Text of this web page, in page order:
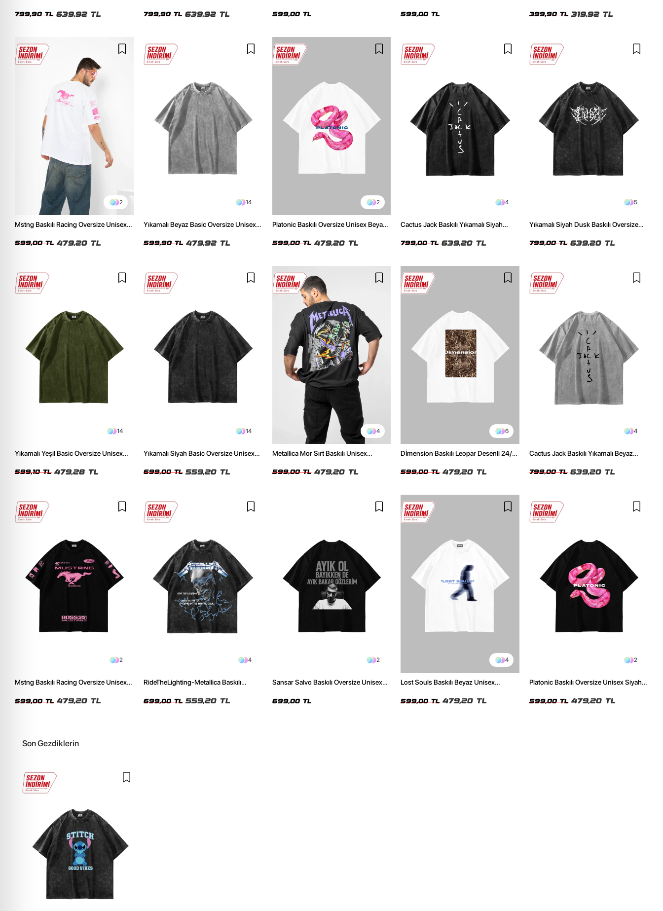
799,90 TL 639,92 TL 799,90 TL 639,92 TL 599,00 TL 599,00 TL 399,90 TL 319,92 TL
2
Mstng Baskılı Racing Oversize Unisex
599,00 TL 479,20 TL
14
Yıkamalı Beyaz Basic Oversize Unisex
599,90 TL 479,92 TL
2
Platonic Baskılı Oversize Unisex Beyaz
599,00 TL 479,20 TL
4
Cactus Jack Baskılı Yıkamalı Siyah
799,00 TL 639,20 TL
5
Yıkamalı Siyah Dusk Baskılı Oversize
799,00 TL 639,20 TL
14
Yıkamalı Yeşil Basic Oversize Unisex
599,10 TL 479,28 TL
14
Yıkamalı Siyah Basic Oversize Unisex
699,00 TL 559,20 TL
4
Metallica Mor Sırt Baskılı Unisex
599,00 TL 479,20 TL
6
Dİmension Baskılı Leopar Desenli 24/1
599,00 TL 479,20 TL
4
Cactus Jack Baskılı Yıkamalı Beyaz
799,00 TL 639,20 TL
2
Mstng Baskılı Racing Oversize Unisex
599,00 TL 479,20 TL
4
RideTheLighting-Metallica Baskılı
699,00 TL 559,20 TL
2
Sansar Salvo Baskılı Oversize Unisex
699,00 TL
4
Lost Souls Baskılı Beyaz Unisex
599,00 TL 479,20 TL
2
Platonic Baskılı Oversize Unisex Siyah
599,00 TL 479,20 TL
Son Gezdiklerin